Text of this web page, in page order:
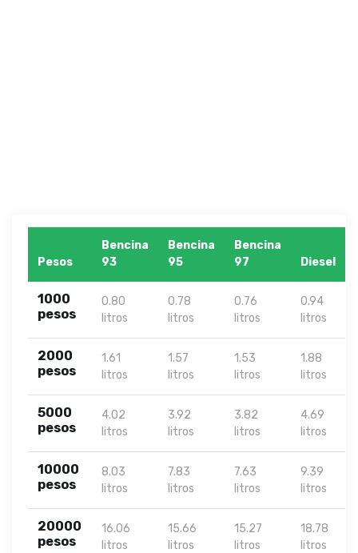
Pesos
Bencina
93
Bencina
95
Bencina
97
Diesel
1000
pesos
0.80
litros
0.78
litros
0.76
litros
0.94
litros
2000
pesos
1.61
litros
1.57
litros
1.53
litros
1.88
litros
5000
pesos
4.02
litros
3.92
litros
3.82
litros
4.69
litros
10000
pesos
8.03
litros
7.83
litros
7.63
litros
9.39
litros
20000
pesos
16.06
litros
15.66
litros
15.27
litros
18.78
litros